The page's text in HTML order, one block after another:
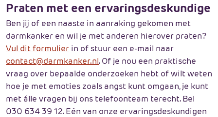
Praten met een ervaringsdeskundige
Ben jij of een naaste in aanraking gekomen met
darmkanker en wil je met anderen hierover praten?
Vul dit formulier in of stuur een e-mail naar
contact@darmkanker.nl. Of je nou een praktische
vraag over bepaalde onderzoeken hebt of wilt weten
hoe je met emoties zoals angst kunt omgaan, je kunt
met álle vragen bij ons telefoonteam terecht. Bel
030 634 39 12. Eén van onze ervaringsdeskundigen